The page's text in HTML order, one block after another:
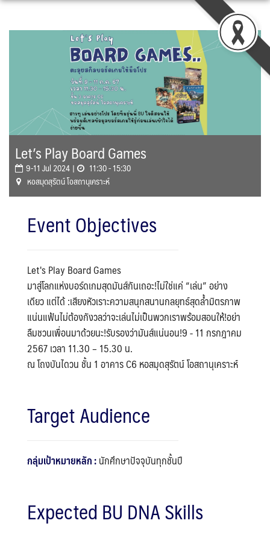
Skip
Let’s Play Board Games
9-11 Jul 2024 |
11:30 - 15:30
หอสมุดสุรัตน์ โอสถานุเคราะห์
Event Objectives
Let's Play Board Games
มาสู่โลกแห่งบอร์ดเกมสุดมันส์กันเถอะ!ไม่ใช่แค่ “เล่น” อย่าง
เดียว แต่ได้ :เสียงหัวเราะความสนุกสนานกลยุทธ์สุดล้ำมิตรภาพ
แน่นแฟ้นไม่ต้องกังวลว่าจะเล่นไม่เป็นพวกเราพร้อมสอนให้!อย่า
ลืมชวนเพื่อนมาด้วยนะ!รับรองว่ามันส์แน่นอน!9 - 11 กรกฎาคม
2567 เวลา 11.30 – 15.30 น.
ณ โถงบันไดวน ชั้น 1 อาคาร C6 หอสมุดสุรัตน์ โอสถานุเคราะห์
Target Audience
กลุ่มเป้าหมายหลัก :นักศึกษาปัจจุบันทุกชั้นปี
Expected BU DNA Skills